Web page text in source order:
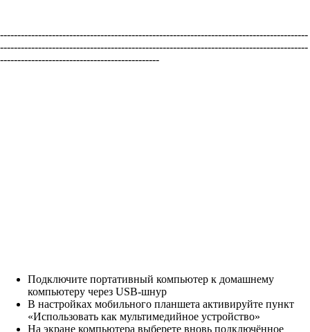
-----------------------------------------------------------------------------------------
-----------------------------------------------------------------------------------------
----------------------------------------------
Подключите портативный компьютер к домашнему
компьютеру через USB-шнур
В настройках мобильного планшета активируйте пункт
«Использовать как мультимедийное устройство»
На экране компьютера выберете вновь подключённое